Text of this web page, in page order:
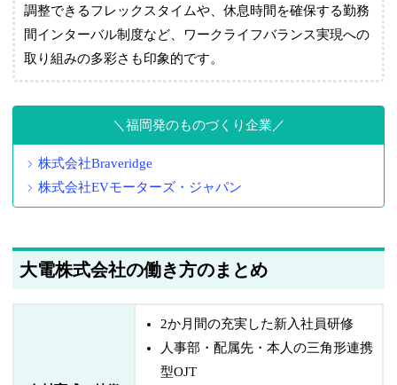
調整できるフレックスタイムや、休息時間を確保する勤務
間インターバル制度など、ワークライフバランス実現への
取り組みの多彩さも印象的です。
福岡発のものづくり企業
株式会社Braveridge
株式会社EVモーターズ・ジャパン
大電株式会社の働き方のまとめ
2か月間の充実した新入社員研修
人事部・配属先・本人の三角形連携
型OJT